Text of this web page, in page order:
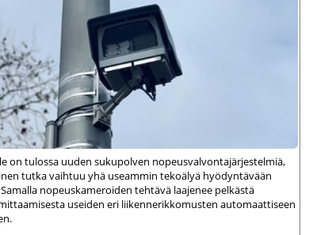
on tulossa uuden sukupolven nopeusvalvontajärjestelmiä,
tutka vaihtuu yhä useammin tekoälyä hyödyntävään
nopeuskameroiden tehtävä laajenee pelkästä
useiden eri liikennerikkomusten automaattiseen